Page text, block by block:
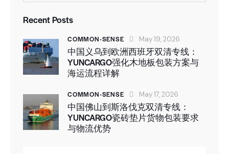
Recent Posts
COMMON-SENSE May 19, 2026
中国义乌到欧洲西班牙双清专线：
YUNCARGO强化木地板包装方案与
海运流程详解
COMMON-SENSE May 17, 2026
中国佛山到斯洛伐克双清专线：
YUNCARGO瓷砖垫片货物包装要求
与物流优势